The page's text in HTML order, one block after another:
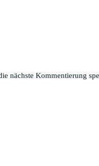
nächste Kommentierung